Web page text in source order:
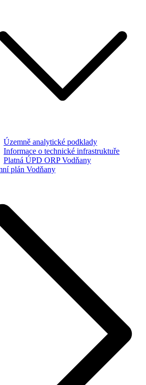
Územně analytické podklady
Informace o technické infrastruktuře
Platná ÚPD ORP Vodňany
plán Vodňany